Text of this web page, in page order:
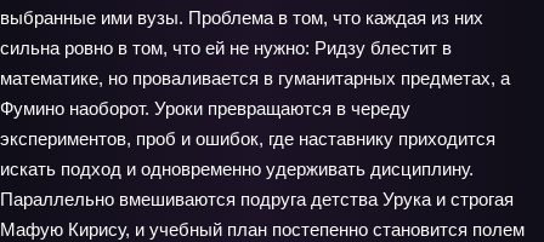
выбранные ими вузы. Проблема в том, что каждая из них
сильна ровно в том, что ей не нужно: Ридзу блестит в
математике, но проваливается в гуманитарных предметах, а
Фумино наоборот. Уроки превращаются в череду
экспериментов, проб и ошибок, где наставнику приходится
искать подход и одновременно удерживать дисциплину.
Параллельно вмешиваются подруга детства Урука и строгая
Мафую Кирису, и учебный план постепенно становится полем